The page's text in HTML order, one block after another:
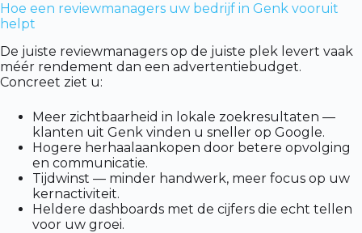
Hoe een reviewmanagers uw bedrijf in Genk vooruit
helpt
De juiste reviewmanagers op de juiste plek levert vaak
méér rendement dan een advertentiebudget.
Concreet ziet u:
Meer zichtbaarheid in lokale zoekresultaten —
klanten uit Genk vinden u sneller op Google.
Hogere herhaalaankopen door betere opvolging
en communicatie.
Tijdwinst — minder handwerk, meer focus op uw
kernactiviteit.
Heldere dashboards met de cijfers die echt tellen
voor uw groei.